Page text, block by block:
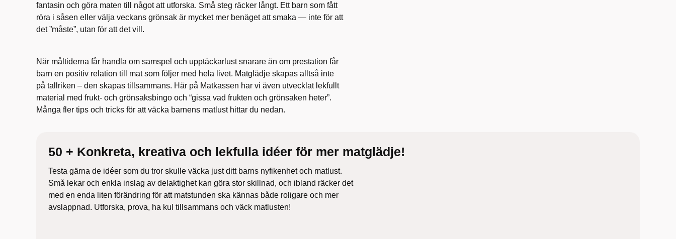
fantasin och göra maten till något att utforska. Små steg räcker långt. Ett barn som fått
röra i såsen eller välja veckans grönsak är mycket mer benäget att smaka — inte för att
det ”måste”, utan för att det vill.
När måltiderna får handla om samspel och upptäckarlust snarare än om prestation får
barn en positiv relation till mat som följer med hela livet. Matglädje skapas alltså inte
på tallriken – den skapas tillsammans. Här på Matkassen har vi även utvecklat lekfullt
material med frukt- och grönsaksbingo och “gissa vad frukten och grönsaken heter”.
Många fler tips och tricks för att väcka barnens matlust hittar du nedan.
50 + Konkreta, kreativa och lekfulla idéer för mer matglädje!
Testa gärna de idéer som du tror skulle väcka just ditt barns nyfikenhet och matlust.
Små lekar och enkla inslag av delaktighet kan göra stor skillnad, och ibland räcker det
med en enda liten förändring för att matstunden ska kännas både roligare och mer
avslappnad. Utforska, prova, ha kul tillsammans och väck matlusten!